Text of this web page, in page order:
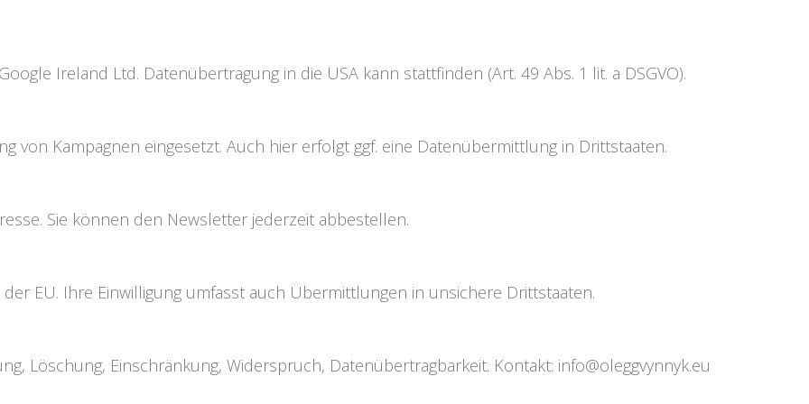
Ireland Ltd. Datenübertragung in die USA kann stattfinden (Art. 49 Abs. 1 lit. a DSGVO).
von Kampagnen eingesetzt. Auch hier erfolgt ggf. eine Datenübermittlung in Drittstaaten.
Sie können den Newsletter jederzeit abbestellen.
der EU. Ihre Einwilligung umfasst auch Übermittlungen in unsichere Drittstaaten.
Löschung, Einschränkung, Widerspruch, Datenübertragbarkeit. Kontakt: info@oleggvynnyk.eu